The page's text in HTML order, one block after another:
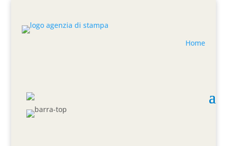
Home